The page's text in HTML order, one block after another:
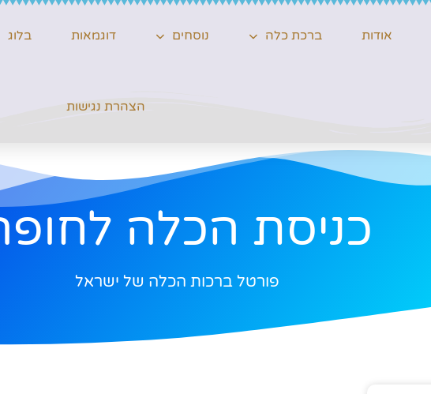
אודות ברכת כלה נוסחים דוגמאות בלוג
הצהרת נגישות
כניסת הכלה
פורטל ברכות הכלה של ישראל